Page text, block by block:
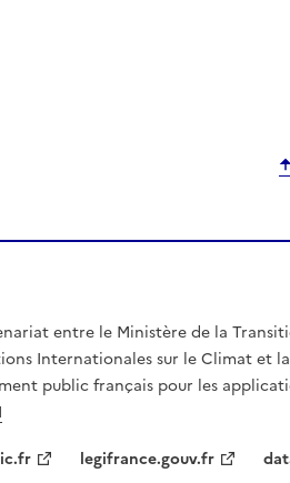
entre le Ministère de la
Internationales sur le Climat et
public français pour les
legifrance.gouv.fr